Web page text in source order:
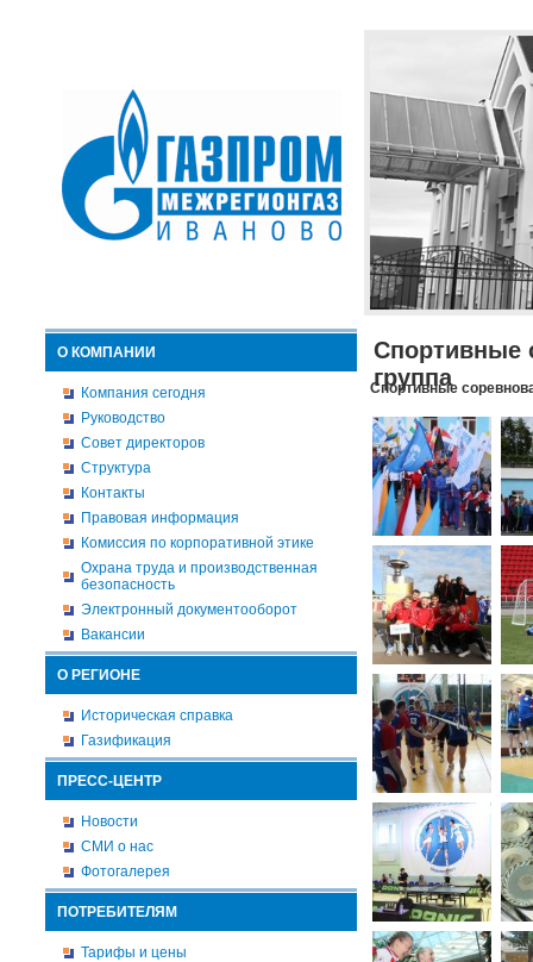
О КОМПАНИИ
Компания сегодня
Руководство
Совет директоров
Структура
Контакты
Правовая информация
Комиссия по корпоративной этике
Охрана труда и производственная
безопасность
Электронный документооборот
Вакансии
О РЕГИОНЕ
Историческая справка
Газификация
ПРЕСС-ЦЕНТР
Новости
СМИ о нас
Фотогалерея
ПОТРЕБИТЕЛЯМ
Тарифы и цены
Спортивные
группа
Спортивные